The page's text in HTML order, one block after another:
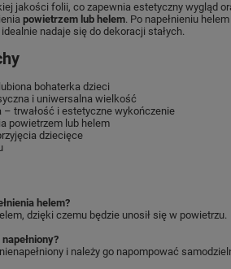
jakości folii, co zapewnia estetyczny wygląd
powietrzem lub helem. Po napełnieniu
nadaje się do dekoracji stałych.
bohaterka dzieci
i uniwersalna wielkość
trwałość i estetyczne wykończenie
powietrzem lub helem
dziecięce
helem?
dzięki czemu będzie unosił się w powietrzu.
i należy go napompować